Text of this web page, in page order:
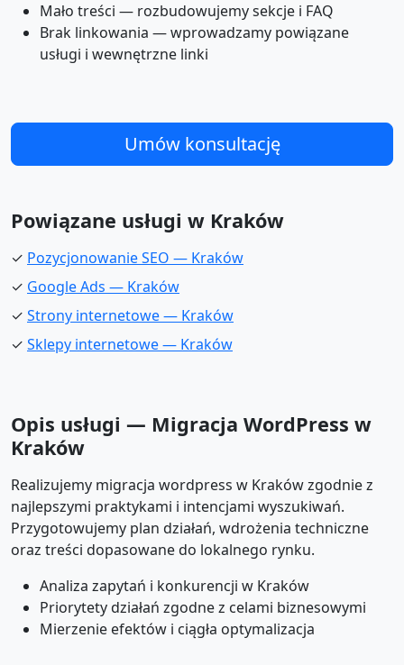
Mało treści — rozbudowujemy sekcje i FAQ
Brak linkowania — wprowadzamy powiązane
usługi i wewnętrzne linki
Umów konsultację
Powiązane usługi w Kraków
✓ Pozycjonowanie SEO — Kraków
✓ Google Ads — Kraków
✓ Strony internetowe — Kraków
✓ Sklepy internetowe — Kraków
Opis usługi — Migracja WordPress w
Kraków
Realizujemy migracja wordpress w Kraków zgodnie z
najlepszymi praktykami i intencjami wyszukiwań.
Przygotowujemy plan działań, wdrożenia techniczne
oraz treści dopasowane do lokalnego rynku.
Analiza zapytań i konkurencji w Kraków
Priorytety działań zgodne z celami biznesowymi
Mierzenie efektów i ciągła optymalizacja